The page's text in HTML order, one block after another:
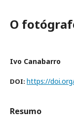
O
Ivo Canabarro
DOI: https://
Resumo